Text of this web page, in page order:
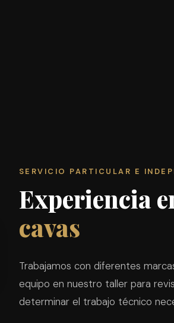
SERVICIO PARTICULAR E
Experiencia
cavas
Trabajamos con diferentes
equipo en nuestro taller para
determinar el trabajo técnico